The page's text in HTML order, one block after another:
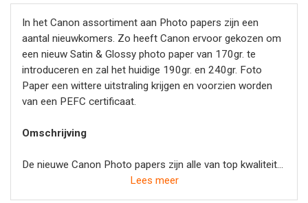
In het Canon assortiment aan Photo papers zijn een
aantal nieuwkomers. Zo heeft Canon ervoor gekozen om
een nieuw Satin & Glossy photo paper van 170gr. te
introduceren en zal het huidige 190gr. en 240gr. Foto
Paper een wittere uitstraling krijgen en voorzien worden
van een PEFC certificaat.
Omschrijving
De nieuwe Canon Photo papers zijn alle van top kwaliteit
en hebben een instant dry coating voor krachtige,
Lees meer